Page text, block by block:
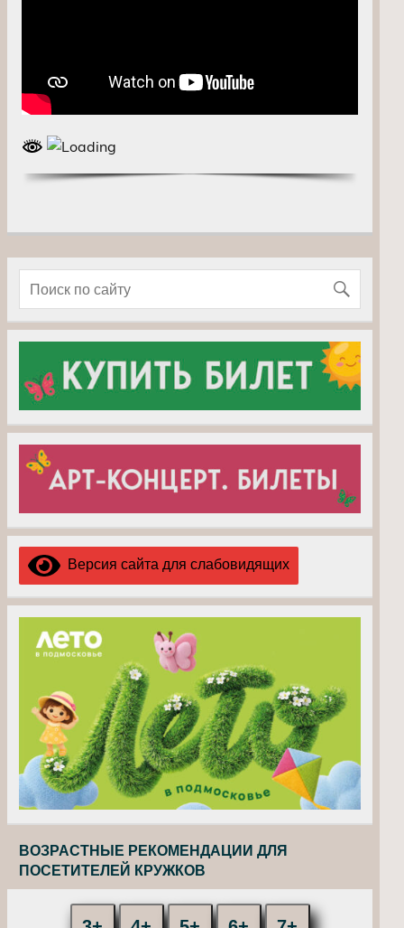
Версия сайта для слабовидящих
ВОЗРАСТНЫЕ РЕКОМЕНДАЦИИ ДЛЯ
ПОСЕТИТЕЛЕЙ КРУЖКОВ